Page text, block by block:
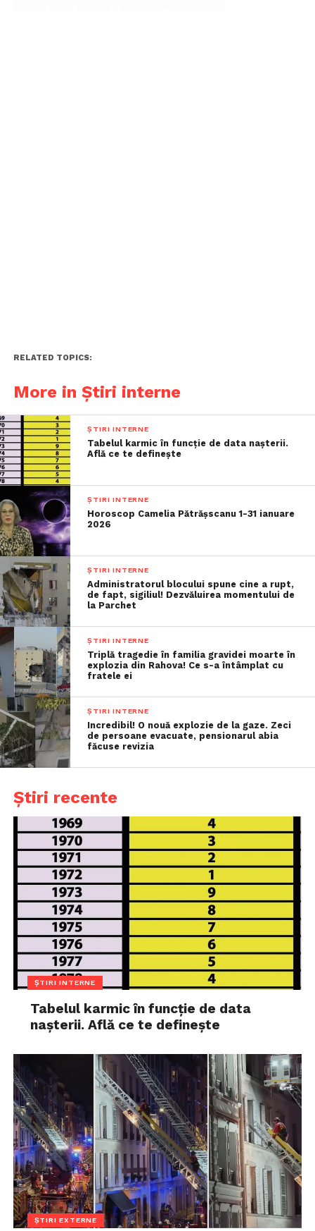
RELATED TOPICS:
More in Știri interne
ȘTIRI INTERNE
Tabelul karmic în funcție de data nașterii.
Află ce te definește
ȘTIRI INTERNE
Horoscop Camelia Pătrășscanu 1-31 ianuare
2026
ȘTIRI INTERNE
Administratorul blocului spune cine a rupt,
de fapt, sigiliul! Dezvăluirea momentului de
la Parchet
ȘTIRI INTERNE
Triplă tragedie în familia gravidei moarte în
explozia din Rahova! Ce s-a întâmplat cu
fratele ei
ȘTIRI INTERNE
Incredibil! O nouă explozie de la gaze. Zeci
de persoane evacuate, pensionarul abia
făcuse revizia
Știri recente
ȘTIRI INTERNE
Tabelul karmic în funcție de data
nașterii. Află ce te definește
ȘTIRI EXTERNE